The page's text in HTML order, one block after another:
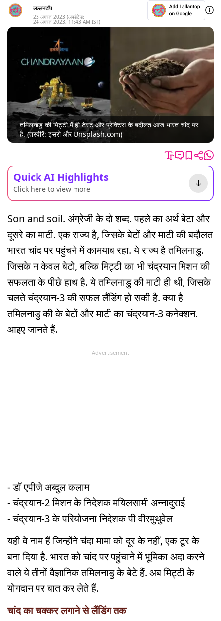
लल्लनटॉप
23 अगस्त 2023 (अपडेटेड:
24 अगस्त 2023, 11:43 AM IST)
तमिलनाडु की मिट्टी में ही टेस्ट और प्रैक्टिस के बदौलत आज भारत चांद पर
है. (तस्वीरें: इसरो और Unsplash.com)
Quick AI Highlights
Click here to view more
Son and soil. अंग्रेजी के दो शब्द. पहले का अर्थ बेटा और
दूसरे का माटी. एक राज्य है, जिसके बेटों और माटी की बदौलत
भारत चांद पर पहुंचने में कामयाब रहा. ये राज्य है तमिलनाडु.
जिसके न केवल बेटों, बल्कि मिट्टी का भी चंद्रयान मिशन की
सफलता के पीछे हाथ है. ये तमिलनाडु की माटी ही थी, जिसके
चलते चंद्रयान-3 की सफल लैंडिंग हो सकी है. क्या है
तमिलनाडु की के बेटों और माटी का चंद्रयान-3 कनेक्शन.
आइए जानते हैं.
Advertisement
- डॉ एपीजे अब्दुल कलाम
- चंद्रयान-2 मिशन के निदेशक मयिलसामी अन्नादुराई
- चंद्रयान-3 के परियोजना निदेशक पी वीरमुथुवेल
यही वे नाम हैं जिन्होंने चंदा मामा को दूर के नहीं, एक टूर के
बना दिया है. भारत को चांद पर पहुंचाने में भूमिका अदा करने
वाले ये तीनों वैज्ञानिक तमिलनाडु के बेटे हैं. अब मिट्टी के
योगदान पर बात कर लेते हैं.
चांद का चक्कर लगाने से लैंडिंग तक